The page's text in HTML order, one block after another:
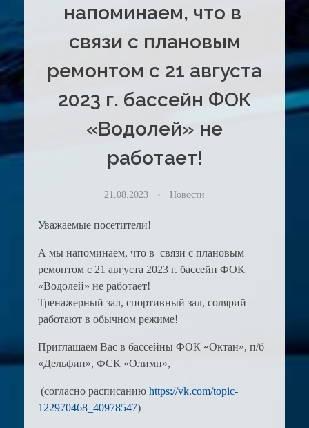
напоминаем, что в
связи с плановым
ремонтом с 21 августа
2023 г. бассейн ФОК
«Водолей» не
работает!
21.08.2023 Новости
Уважаемые посетители!
А мы напоминаем, что в связи с плановым
ремонтом с 21 августа 2023 г. бассейн ФОК
«Водолей» не работает!
Тренажерный зал, спортивный зал, солярий —
работают в обычном режиме!
Приглашаем Вас в бассейны ФОК «Октан», п/б
«Дельфин», ФСК «Олимп»,
(согласно расписанию https://vk.com/topic-
122970468_40978547)